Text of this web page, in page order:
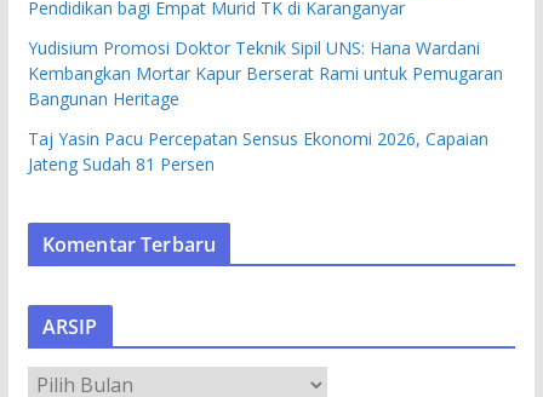
Pendidikan bagi Empat Murid TK di Karanganyar
Yudisium Promosi Doktor Teknik Sipil UNS: Hana Wardani
Kembangkan Mortar Kapur Berserat Rami untuk Pemugaran
Bangunan Heritage
Taj Yasin Pacu Percepatan Sensus Ekonomi 2026, Capaian
Jateng Sudah 81 Persen
Komentar Terbaru
ARSIP